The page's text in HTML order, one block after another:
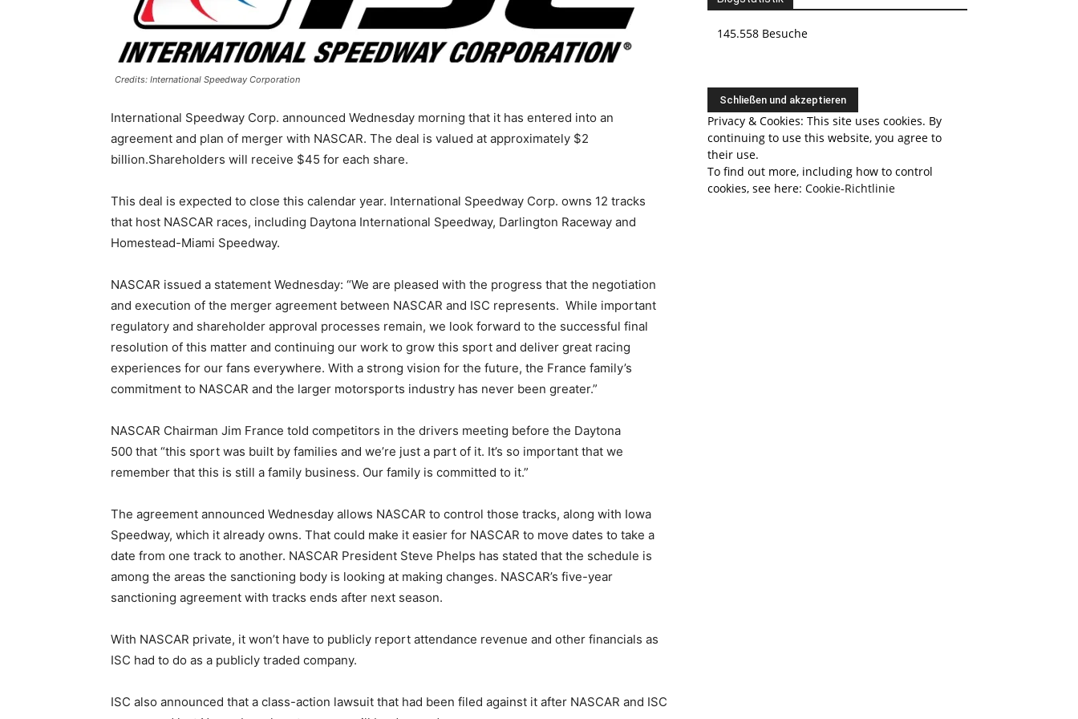
Credits: International Speedway Corporation
International Speedway Corp. announced Wednesday morning that it has entered into an
agreement and plan of merger with NASCAR. The deal is valued at approximately $2
billion.Shareholders will receive $45 for each share.
This deal is expected to close this calendar year. International Speedway Corp. owns 12 tracks
that host NASCAR races, including Daytona International Speedway, Darlington Raceway and
Homestead-Miami Speedway.
NASCAR issued a statement Wednesday: “We are pleased with the progress that the negotiation
and execution of the merger agreement between NASCAR and ISC represents. While important
regulatory and shareholder approval processes remain, we look forward to the successful final
resolution of this matter and continuing our work to grow this sport and deliver great racing
experiences for our fans everywhere. With a strong vision for the future, the France family’s
commitment to NASCAR and the larger motorsports industry has never been greater.”
NASCAR Chairman Jim France told competitors in the drivers meeting before the Daytona
500 that “this sport was built by families and we’re just a part of it. It’s so important that we
remember that this is still a family business. Our family is committed to it.”
The agreement announced Wednesday allows NASCAR to control those tracks, along with Iowa
Speedway, which it already owns. That could make it easier for NASCAR to move dates to take a
date from one track to another. NASCAR President Steve Phelps has stated that the schedule is
among the areas the sanctioning body is looking at making changes. NASCAR’s five-year
sanctioning agreement with tracks ends after next season.
With NASCAR private, it won’t have to publicly report attendance revenue and other financials as
ISC had to do as a publicly traded company.
ISC also announced that a class-action lawsuit that had been filed against it after NASCAR and ISC
145.558 Besuche
Privacy & Cookies: This site uses cookies. By
continuing to use this website, you agree to
their use.
To find out more, including how to control
cookies, see here: Cookie-Richtlinie